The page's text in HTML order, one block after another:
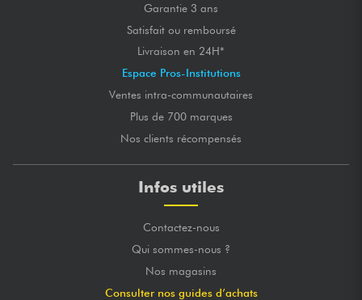
Garantie 3 ans
Satisfait ou remboursé
Livraison en 24H*
Espace Pros-Institutions
Ventes intra-communautaires
Plus de 700 marques
Nos clients récompensés
Infos utiles
Contactez-nous
Qui sommes-nous ?
Nos magasins
Consulter nos guides d’achats